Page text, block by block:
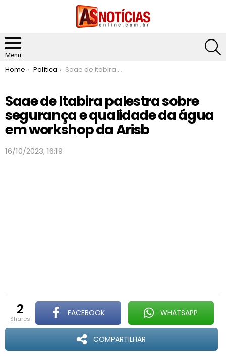
Menu
You are here:
Home Política Saae de Itabira palestra sobre segurança e qualidade da água em workshop da Arisb
Saae de Itabira palestra sobre
segurança e qualidade da água
em workshop da Arisb
16/10/2023, 16:19
2
shares
FACEBOOK WHATSAPP
COMPARTILHAR